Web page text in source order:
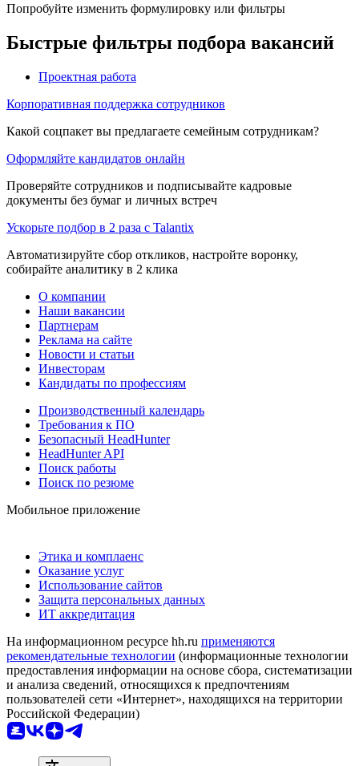
Попробуйте изменить формулировку или фильтры
Быстрые фильтры подбора вакансий
Проектная работа
Корпоративная поддержка сотрудников
Какой соцпакет вы предлагаете семейным сотрудникам?
Оформляйте кандидатов онлайн
Проверяйте сотрудников и подписывайте кадровые
документы без бумаг и личных встреч
Ускорьте подбор в 2 раза с Talantix
Автоматизируйте сбор откликов, настройте воронку,
собирайте аналитику в 2 клика
О компании
Наши вакансии
Партнерам
Реклама на сайте
Новости и статьи
Инвесторам
Кандидаты по профессиям
Производственный календарь
Требования к ПО
Безопасный HeadHunter
HeadHunter API
Поиск работы
Поиск по резюме
Мобильное приложение
Этика и комплаенс
Оказание услуг
Использование сайтов
Защита персональных данных
ИТ аккредитация
На информационном ресурсе hh.ru применяются
рекомендательные технологии (информационные технологии
предоставления информации на основе сбора, систематизации
и анализа сведений, относящихся к предпочтениям
пользователей сети «Интернет», находящихся на территории
Российской Федерации)